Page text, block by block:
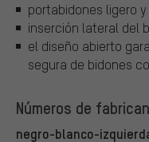
portabidones ligero
inserción lateral del
el diseño abierto
segura de bidones
Números de
negro-blanco-